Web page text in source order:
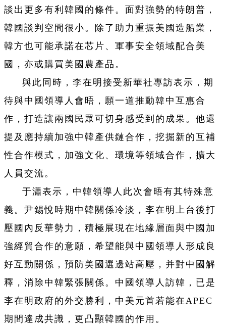
談出更多有利韓國的條件。面對強勢的特朗普，
韓國談判空間很小。除了助力重振美國造船業，
韓方也可能承諾在芯片、軍事安全領域配合美
國，亦或購買美國農產品。
與此同時，李在明接受新華社專訪表示，期
待與中國領導人會晤，願一道推動韓中互惠合
作，打造讓兩國民眾可切身感受到的成果。他還
提及應持續加強中韓產供鏈合作，挖掘新的互補
性合作模式，加強文化、環境等領域合作，擴大
人員交流。
于瀟表示，中韓領導人此次會晤有其特殊意
義。尹錫悅時期中韓關係冷淡，李在明上台後打
壓國內反華勢力，積極展現在地緣層面與中國加
強經貿合作的意願，希望能與中國領導人形成良
好互動關係，預防美國選邊站高壓，并對中國解
釋，消除中韓緊張關係。中國領導人訪韓，已是
李在明政府的外交勝利，中美元首若能在APEC
期間達成共識，更凸顯韓國的作用。